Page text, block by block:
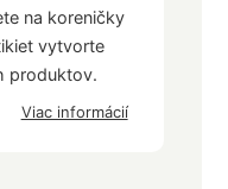
na koreničky
vytvorte
produktov.
Viac informácií